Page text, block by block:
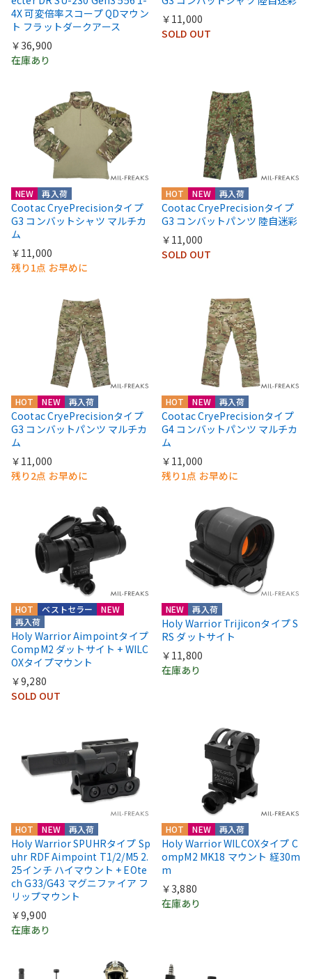
4X 可変倍率スコープ QDマウン
ト フラットダークアース
￥36,900
在庫あり
￥11,000
SOLD OUT
NEW 再入荷
Cootac CryePrecisionタイプ
G3 コンバットシャツ マルチカ
ム
￥11,000
残り1点 お早めに
HOT NEW 再入荷
Cootac CryePrecisionタイプ
G3 コンバットパンツ 陸自迷彩
￥11,000
SOLD OUT
HOT NEW 再入荷
Cootac CryePrecisionタイプ
G3 コンバットパンツ マルチカ
ム
￥11,000
残り2点 お早めに
HOT NEW 再入荷
Cootac CryePrecisionタイプ
G4 コンバットパンツ マルチカ
ム
￥11,000
残り1点 お早めに
HOT
NEW
再入荷
ベストセラー
Holy Warrior Aimpointタイプ
CompM2 ダットサイト + WILC
OXタイプマウント
￥9,280
SOLD OUT
NEW 再入荷
Holy Warrior Trijiconタイプ S
RS ダットサイト
￥11,800
在庫あり
HOT NEW 再入荷
Holy Warrior SPUHRタイプ Sp
uhr RDF Aimpoint T1/2/M5 2.
25インチ ハイマウント + EOte
ch G33/G43 マグニファイア フ
リップマウント
￥9,900
在庫あり
HOT NEW 再入荷
Holy Warrior WILCOXタイプ C
ompM2 MK18 マウント 経30m
m
￥3,880
在庫あり